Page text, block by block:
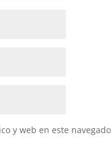
y web en este